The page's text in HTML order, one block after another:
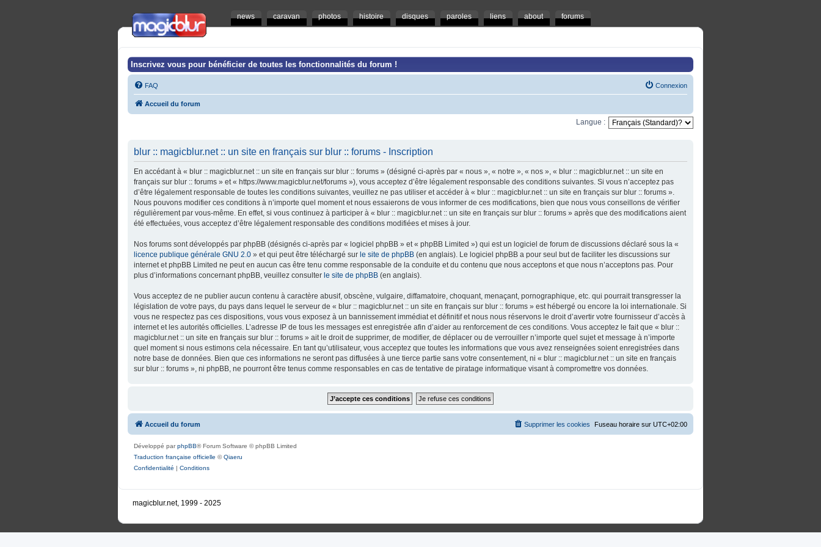
news caravan photos histoire disques paroles liens about forums
Inscrivez vous pour bénéficier de toutes les fonctionnalités du forum !
FAQ Connexion
Accueil du forum
Langue :
blur :: magicblur.net :: un site en français sur blur :: forums - Inscription
En accédant à « blur :: magicblur.net :: un site en français sur blur :: forums » (désigné ci-après par « nous », « notre », « nos », « blur :: magicblur.net :: un site en
français sur blur :: forums » et « https://www.magicblur.net/forums »), vous acceptez d’être légalement responsable des conditions suivantes. Si vous n’acceptez pas
d’être légalement responsable de toutes les conditions suivantes, veuillez ne pas utiliser et accéder à « blur :: magicblur.net :: un site en français sur blur :: forums ».
Nous pouvons modifier ces conditions à n’importe quel moment et nous essaierons de vous informer de ces modifications, bien que nous vous conseillons de vérifier
régulièrement par vous-même. En effet, si vous continuez à participer à « blur :: magicblur.net :: un site en français sur blur :: forums » après que des modifications aient
été effectuées, vous acceptez d’être légalement responsable des conditions modifiées et mises à jour.
Nos forums sont développés par phpBB (désignés ci-après par « logiciel phpBB » et « phpBB Limited ») qui est un logiciel de forum de discussions déclaré sous la «
licence publique générale GNU 2.0 » et qui peut être téléchargé sur le site de phpBB (en anglais). Le logiciel phpBB a pour seul but de faciliter les discussions sur
internet et phpBB Limited ne peut en aucun cas être tenu comme responsable de la conduite et du contenu que nous acceptons et que nous n’acceptons pas. Pour
plus d’informations concernant phpBB, veuillez consulter le site de phpBB (en anglais).
Vous acceptez de ne publier aucun contenu à caractère abusif, obscène, vulgaire, diffamatoire, choquant, menaçant, pornographique, etc. qui pourrait transgresser la
législation de votre pays, du pays dans lequel le serveur de « blur :: magicblur.net :: un site en français sur blur :: forums » est hébergé ou encore la loi internationale. Si
vous ne respectez pas ces dispositions, vous vous exposez à un bannissement immédiat et définitif et nous nous réservons le droit d’avertir votre fournisseur d’accès à
internet et les autorités officielles. L’adresse IP de tous les messages est enregistrée afin d’aider au renforcement de ces conditions. Vous acceptez le fait que « blur ::
magicblur.net :: un site en français sur blur :: forums » ait le droit de supprimer, de modifier, de déplacer ou de verrouiller n’importe quel sujet et message à n’importe
quel moment si nous estimons cela nécessaire. En tant qu’utilisateur, vous acceptez que toutes les informations que vous avez renseignées soient enregistrées dans
notre base de données. Bien que ces informations ne seront pas diffusées à une tierce partie sans votre consentement, ni « blur :: magicblur.net :: un site en français
sur blur :: forums », ni phpBB, ne pourront être tenus comme responsables en cas de tentative de piratage informatique visant à compromettre vos données.
Accueil du forum Fuseau horaire sur UTC+02:00
Supprimer les cookies
Développé parphpBB® Forum Software © phpBB Limited
Traduction française officielle ©Qiaeru
Confidentialité | Conditions
magicblur.net, 1999 - 2025